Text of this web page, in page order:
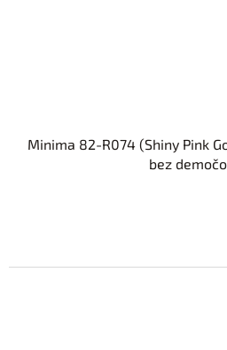
Minima 82-R074 (Shiny Pink
bez